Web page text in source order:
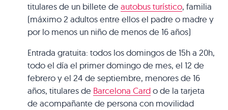
titulares de un billete deautobus turístico, familia
(máximo 2 adultos entre ellos el padre o madre y
por lo menos un niño de menos de 16 años)
Entrada gratuita: todos los domingos de 15h a 20h,
todo el día el primer domingo de mes, el 12 de
febrero y el 24 de septiembre, menores de 16
años, titulares de Barcelona Cardo de la tarjeta
de acompañante de persona con movilidad